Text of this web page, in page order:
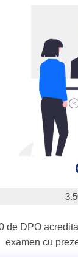
de DPO
examen cu